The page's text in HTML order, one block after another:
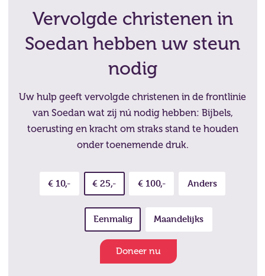
Vervolgde christenen in
Soedan hebben uw steun
nodig
Uw hulp geeft vervolgde christenen in de frontlinie
van Soedan wat zij nú nodig hebben: Bijbels,
toerusting en kracht om straks stand te houden
onder toenemende druk.
€ 10,- € 25,- € 100,- Anders
Eenmalig Maandelijks
Doneer nu